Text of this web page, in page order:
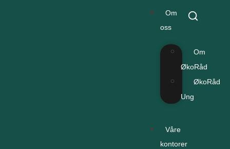
Om
oss
Om
ØkoRåd
ØkoRåd
Ung
Våre
kontorer